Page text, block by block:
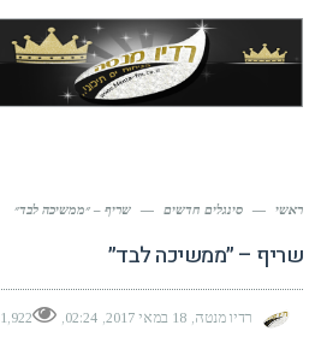
ראשי — סינגלים חדשים — שריף – ״ממשיכה לבד״
שריף – ״ממשיכה לבד״
רדיו מנטה 18 במאי 2017 02:24
1,922 views